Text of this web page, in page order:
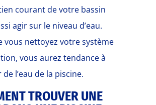
courant de votre bassin
agir sur le niveau d’eau.
vous nettoyez votre système
vous aurez tendance à
de l’eau de la piscine.
TROUVER UNE